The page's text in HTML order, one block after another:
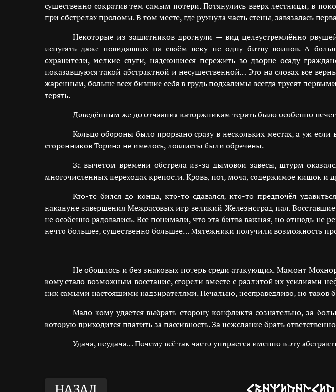
существенно сократив тем самым потери. Потянулись вверх лестницы, в
при обстрелах проломы. В том месте, где рухнула часть стены, завязалась
Некоторые из защитников дрогнули — вид целеустремлённо
испугать даже повидавших на своём веку не одну битву воинов. А
охранители, мелкие слуги, надеющиеся пережить во дворце осаду
показавшуюся такой абстрактной и несущественной… Это на словах все
жаренным, больше всех бившие себя в грудь подхалимы всегда трусят
терять.
Доведённым же до отчаяния каторжникам терять было особенно
Кольцо обороны было прорвано сразу в нескольких местах, а уж
сторонников Торина не имелось, лоялисты были обречены.
За вычетом времени обстрела из-за дымовой завесы, штурм
многочисленных переходах крепости. Кровь, пот, моча, содержимое кишок и
Кто-то бился до конца, кто-то сдавался, кто-то предпочёл
накануне завершения Межрасовых игр великий Железноград пал.
не особенно радовались. Все понимали, что эта битва важная, но отнюдь
нечто большее, существенно большее… Мятежники получили возможность
Не обошлось и без знаковых потерь среди атакующих. Мамонт
кому стало возможным восстание, сгорели вместе с разлитой их усилиями
них самыми настоящими надзирателями. Печально, несправедливо, но таков
Мало кому удаётся выбрать сторону конфликта сознательно, за
которую приходится платить за пассивность. За нежелание брать
Удача, неудача… Почему всё так часто упирается именно в эту